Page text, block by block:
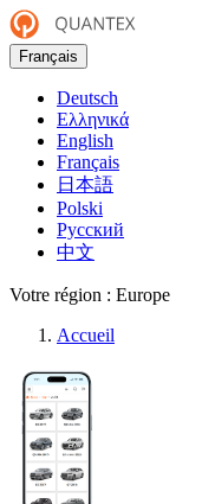
Français
Deutsch
Ελληνικά
English
Français
日本語
Polski
Русский
中文
Votre région : Europe
Accueil